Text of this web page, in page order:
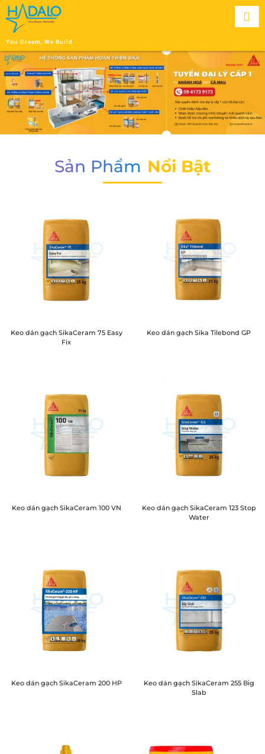
You Dream, We Build
Sản Phẩm Nổi Bật
Keo dán gạch SikaCeram 75 Easy
Fix
Keo dán gạch Sika Tilebond GP
Keo dán gạch SikaCeram 100 VN
Keo dán gạch SikaCeram 123 Stop
Water
Keo dán gạch SikaCeram 200 HP
Keo dán gạch SikaCeram 255 Big
Slab